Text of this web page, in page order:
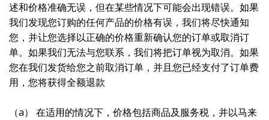
述和价格准确无误，但在某些情况下可能会出现错误。如果
我们发现您订购的任何产品的价格有误，我们将尽快通知
您，并让您选择以正确的价格重新确认您的订单或取消订
单。如果我们无法与您联系，我们将把订单视为取消。如果
您在我们发货给您之前取消订单，并且您已经支付了订单费
用，您将获得全额退款
（a） 在适用的情况下，价格包括商品及服务税，并以马来